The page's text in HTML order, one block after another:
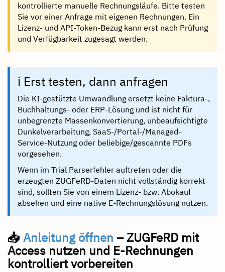
kontrollierte manuelle Rechnungsläufe. Bitte testen
Sie vor einer Anfrage mit eigenen Rechnungen. Ein
Lizenz- und API-Token-Bezug kann erst nach Prüfung
und Verfügbarkeit zugesagt werden.
ℹ️ Erst testen, dann anfragen
Die KI-gestützte Umwandlung ersetzt keine Faktura-,
Buchhaltungs- oder ERP-Lösung und ist nicht für
unbegrenzte Massenkonvertierung, unbeaufsichtigte
Dunkelverarbeitung, SaaS-/Portal-/Managed-
Service-Nutzung oder beliebige/gescannte PDFs
vorgesehen.
Wenn im Trial Parserfehler auftreten oder die
erzeugten ZUGFeRD-Daten nicht vollständig korrekt
sind, sollten Sie von einem Lizenz- bzw. Abokauf
absehen und eine native E-Rechnungslösung nutzen.
📥 Anleitung öffnen – ZUGFeRD mit
Access nutzen und E-Rechnungen
kontrolliert vorbereiten